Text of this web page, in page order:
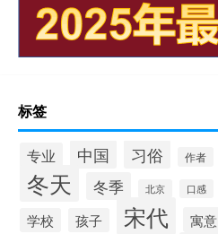
标签
专业 中国 习俗 作者
冬天 冬季 北京 口感
学校 孩子 宋代 寓意